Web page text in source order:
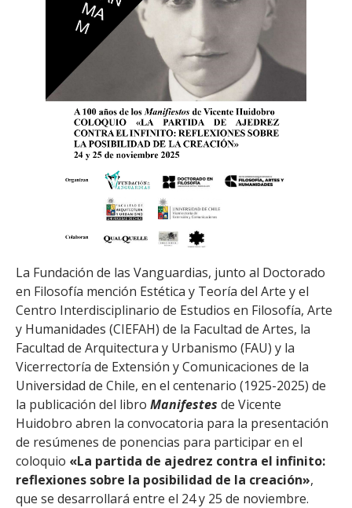
La Fundación de las Vanguardias, junto al Doctorado
en Filosofía mención Estética y Teoría del Arte y el
Centro Interdisciplinario de Estudios en Filosofía, Arte
y Humanidades (CIEFAH) de la Facultad de Artes, la
Facultad de Arquitectura y Urbanismo (FAU) y la
Vicerrectoría de Extensión y Comunicaciones de la
Universidad de Chile, en el centenario (1925-2025) de
la publicación del libro Manifestes de Vicente
Huidobro abren la convocatoria para la presentación
de resúmenes de ponencias para participar en el
coloquio «La partida de ajedrez contra el infinito:
reflexiones sobre la posibilidad de la creación»,
que se desarrollará entre el 24 y 25 de noviembre.